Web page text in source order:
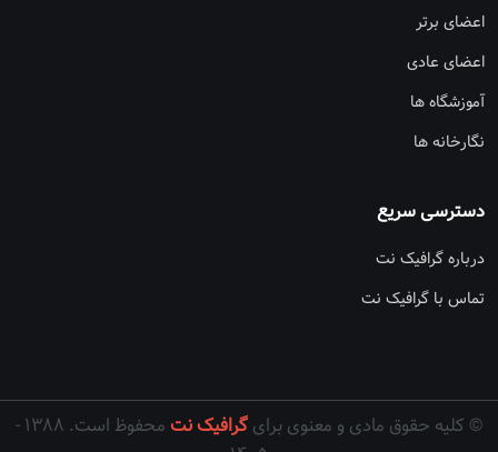
اعضای برتر
اعضای عادی
آموزشگاه ها
نگارخانه ها
دسترسی سریع
درباره گرافیک نت
تماس با گرافیک نت
© کلیه حقوق مادی و معنوی برایگرافیک نت
محفوظ است. ۱۳۸۸ -